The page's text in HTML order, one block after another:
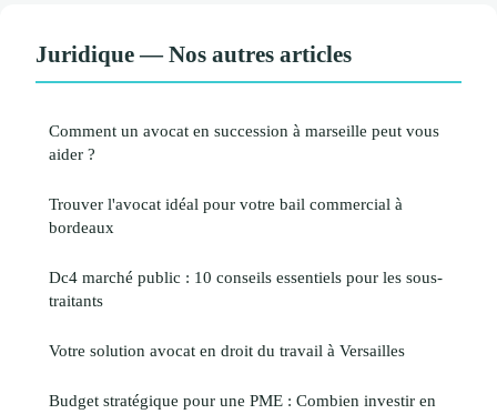
Juridique — Nos autres articles
Comment un avocat en succession à marseille peut vous
aider ?
Trouver l'avocat idéal pour votre bail commercial à
bordeaux
Dc4 marché public : 10 conseils essentiels pour les sous-
traitants
Votre solution avocat en droit du travail à Versailles
Budget stratégique pour une PME : Combien investir en